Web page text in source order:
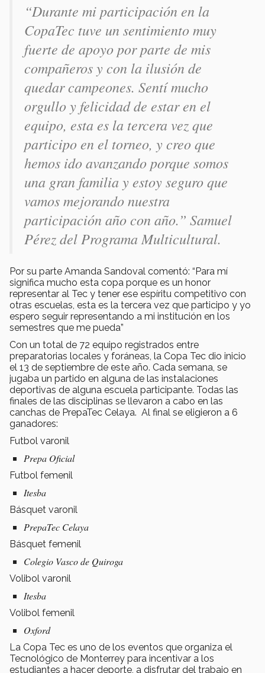
“Durante mi participación en la
CopaTec tuve un sentimiento muy
fuerte de apoyo por parte de mis
compañeros y con la ilusión de
quedar campeones. Sentí mucho
orgullo y felicidad de estar en el
equipo, esta es la tercera vez que
participo en el torneo, y creo que
hemos ido avanzando porque somos
una gran familia y estoy seguro que
vamos mejorando nuestra
participación año con año.” Samuel
Pérez del Programa Multicultural.
Por su parte Amanda Sandoval comentó: “Para mí
significa mucho esta copa porque es un honor
representar al Tec y tener ese espíritu competitivo con
otras escuelas, esta es la tercera vez que participo y yo
espero seguir representando a mi institución en los
semestres que me pueda”
Con un total de 72 equipo registrados entre
preparatorias locales y foráneas, la Copa Tec dio inicio
el 13 de septiembre de este año. Cada semana, se
jugaba un partido en alguna de las instalaciones
deportivas de alguna escuela participante. Todas las
finales de las disciplinas se llevaron a cabo en las
canchas de PrepaTec Celaya. Al final se eligieron a 6
ganadores:
Futbol varonil
Prepa Oficial
Futbol femenil
Itesba
Básquet varonil
PrepaTec Celaya
Básquet femenil
Colegio Vasco de Quiroga
Volibol varonil
Itesba
Volibol femenil
Oxford
La Copa Tec es uno de los eventos que organiza el
Tecnológico de Monterrey para incentivar a los
estudiantes a hacer deporte, a disfrutar del trabajo en